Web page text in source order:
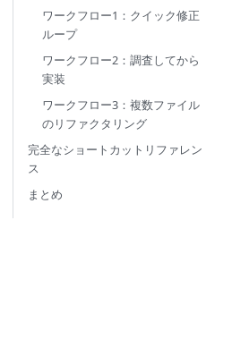
ワークフロー1：クイック修正
ループ
ワークフロー2：調査してから
実装
ワークフロー3：複数ファイル
のリファクタリング
完全なショートカットリファレン
ス
まとめ